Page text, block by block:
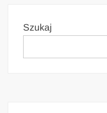
Szukaj